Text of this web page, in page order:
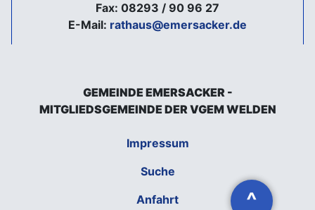
^
Fax: 08293 / 90 96 27
E-Mail: rathaus@emersacker.de
GEMEINDE EMERSACKER -
MITGLIEDSGEMEINDE DER VGEM WELDEN
Impressum
Suche
Anfahrt